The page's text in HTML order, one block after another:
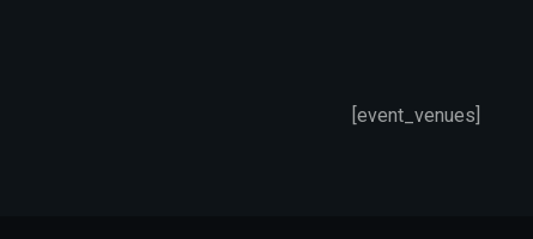
[event_venues]